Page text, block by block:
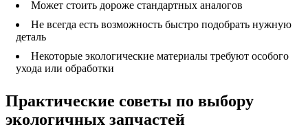
Может стоить дороже стандартных аналогов
Не всегда есть возможность быстро подобрать нужную
деталь
Некоторые экологические материалы требуют особого
ухода или обработки
Практические советы по выбору
экологичных запчастей